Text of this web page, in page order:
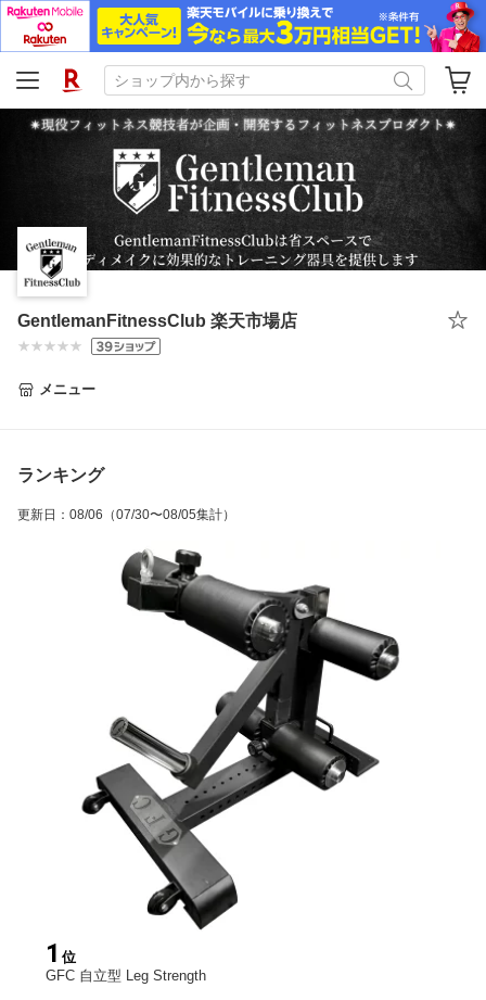
GentlemanFitnessClub 楽天市場店
メニュー
ランキング
更新日 ： 08/06 （07/30〜08/05集計）
1 位
GFC 自立型 Leg Strength